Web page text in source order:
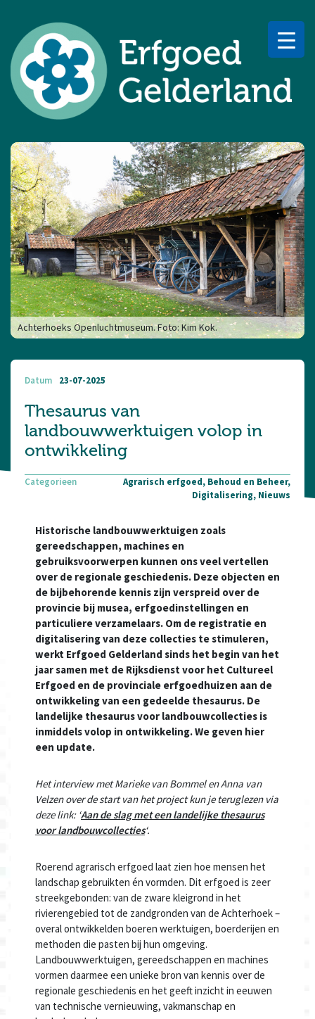
Achterhoeks Openluchtmuseum. Foto: Kim Kok.
Datum 23-07-2025
Thesaurus van
landbouwwerktuigen volop in
ontwikkeling
Categorieen
Agrarisch erfgoed, Behoud en Beheer,
Digitalisering, Nieuws
Historische landbouwwerktuigen zoals
gereedschappen, machines en
gebruiksvoorwerpen kunnen ons veel vertellen
over de regionale geschiedenis. Deze objecten en
de bijbehorende kennis zijn verspreid over de
provincie bij musea, erfgoedinstellingen en
particuliere verzamelaars. Om de registratie en
digitalisering van deze collecties te stimuleren,
werkt Erfgoed Gelderland sinds het begin van het
jaarsamen met de Rijksdienst voor het Cultureel
Erfgoed en de provinciale erfgoedhuizen aan de
ontwikkeling van een gedeelde thesaurus. De
landelijke thesaurus voor landbouwcollecties is
inmiddels volop in ontwikkeling. We geven hier
een update.
Het interview met Marieke van Bommel en Anna van
Velzen over de start van het project kun je teruglezen via
deze link: ‘Aan de slag met een landelijke thesaurus
voor landbouwcollecties‘.
Roerend agrarisch erfgoed laat zien hoe mensen het
landschap gebruikten én vormden. Dit erfgoed is zeer
streekgebonden: van de zware kleigrond in het
rivierengebied tot de zandgronden van de Achterhoek –
overal ontwikkelden boeren werktuigen, boerderijen en
methoden die pasten bij hun omgeving.
Landbouwwerktuigen, gereedschappen en machines
vormen daarmee een unieke bron van kennis over de
regionale geschiedenis en het geeft inzicht in eeuwen
van technische vernieuwing, vakmanschap en